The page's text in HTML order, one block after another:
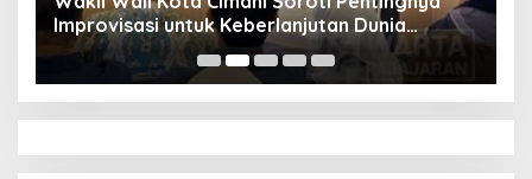
Improvisasi untuk Keberlanjutan Dunia
Pendidikan